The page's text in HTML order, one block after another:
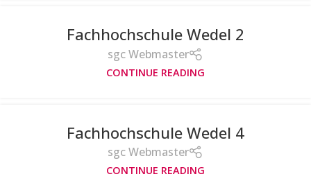
Fachhochschule Wedel 2
sgc Webmaster
CONTINUE READING
Fachhochschule Wedel 4
sgc Webmaster
CONTINUE READING